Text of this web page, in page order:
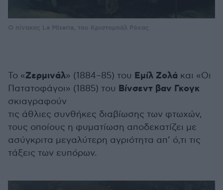
Το «Ζερμινάλ» (1884–85) του Εμίλ Ζολά και «Οι
Πατατοφάγοι» (1885) του Βίνσεντ βαν Γκογκ
σκιαγραφούν
τις άθλιες συνθήκες διαβίωσης των φτωχών,
τους οποίους η φυματίωση αποδεκατίζει με
ασύγκριτα μεγαλύτερη αγριότητα απ’ ό,τι τις
τάξεις των ευπόρων.